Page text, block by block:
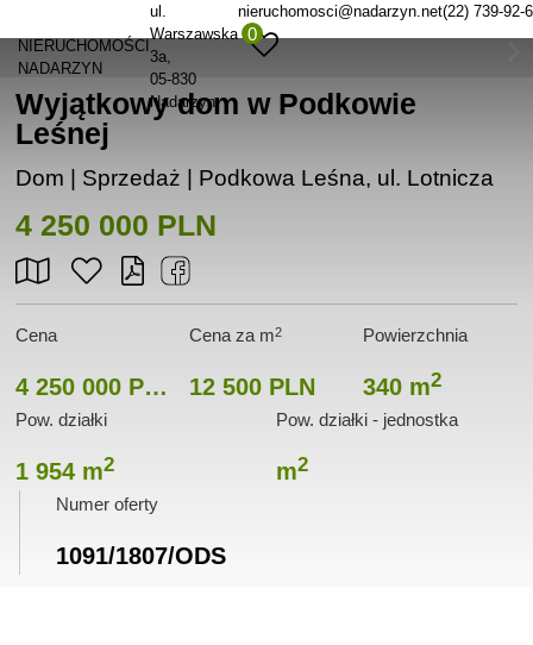
NIERUCHOMOŚCI
NADARZYN
ul.
Warszawska
3a
05-830
Nadarzyn
nieruchomosci@nadarzyn.net(22) 739-92-
0
Wyjątkowy dom w Podkowie
Leśnej
Dom | Sprzedaż | Podkowa Leśna, ul. Lotnicza
4 250 000 PLN
Cena
4 250 000 PLN
Cena za m2
12 500 PLN
Powierzchnia
340 m2
Pow. działki
1 954 m2
Pow. działki - jednostka
m2
Numer oferty
1091/1807/ODS